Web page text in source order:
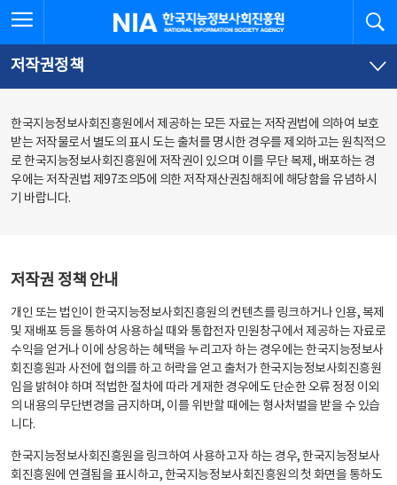
문
로
가
체
뉴
바
가
한국지능정보사회진흥원
저작권정책
한국지능정보사회진흥원에서 제공하는 모든 자료는 저작권법에 의하여 보호
받는 저작물로서 별도의 표시 도는 출처를 명시한 경우를 제외하고는 원칙적으
로 한국지능정보사회진흥원에 저작권이 있으며 이를 무단 복제, 배포하는 경
우에는 저작권법 제97조의5에 의한 저작재산권침해죄에 해당함을 유념하시
기 바랍니다.
저작권 정책 안내
개인 또는 법인이 한국지능정보사회진흥원의 컨텐츠를 링크하거나 인용, 복제
및 재배포 등을 통하여 사용하실 때와 통합전자 민원창구에서 제공하는 자료로
수익을 얻거나 이에 상응하는 혜택을 누리고자 하는 경우에는 한국지능정보사
회진흥원과 사전에 협의를 하고 허락을 얻고 출처가 한국지능정보사회진흥원
임을 밝혀야 하며 적법한 절차에 따라 게재한 경우에도 단순한 오류 정정 이외
의 내용의 무단변경을 금지하며, 이를 위반할 때에는 형사처벌을 받을 수 있습
니다.
한국지능정보사회진흥원을 링크하여 사용하고자 하는 경우, 한국지능정보사
회진흥원에 연결됨을 표시하고, 한국지능정보사회진흥원의 첫 화면을 통하도